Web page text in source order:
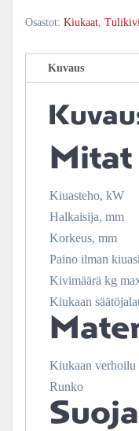
Osastot: Kiukaat,
Kuvaus
Mitat
Kiuasteho, kW
Halkaisija, mm
Korkeus, mm
Paino ilman
Kivimäärä kg
Kiukaan
Kiukaan verhoilu
Runko